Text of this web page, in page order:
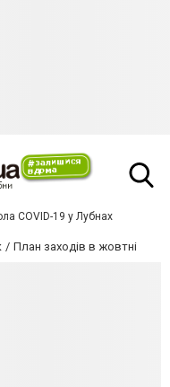
COVID-19 у Лубнах
План заходів в жовтні